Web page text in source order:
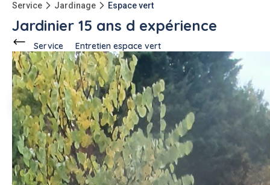
Service Jardinage Espace vert
Jardinier 15 ans d expérience
Service Entretien espace vert
Ce voisinpropose ce serviceàBeton-Bazoches (77320)
Arnaud G. 1 annonce
Description de l'annonce
Jardinier plus de 15 ans de métier pour tous vos travaux au
jardin tonte taille conception arrosage automatique taille